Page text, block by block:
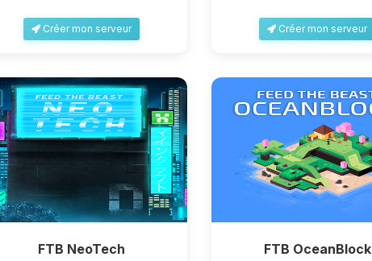
Créer mon serveur Créer mon serveur
FTB NeoTech FTB OceanBlock